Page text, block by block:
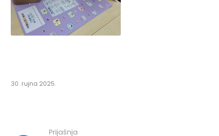
30. rujna 2025.
Prijašnja